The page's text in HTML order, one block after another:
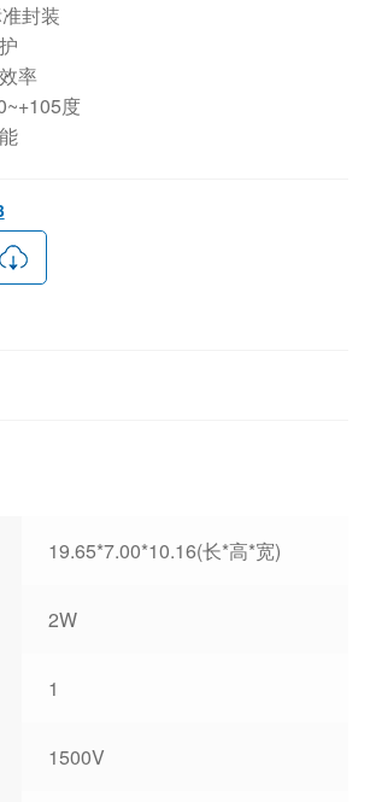
封装
率
度
19.65*7.00*10.16(长*高*宽)
2W
1
1500V